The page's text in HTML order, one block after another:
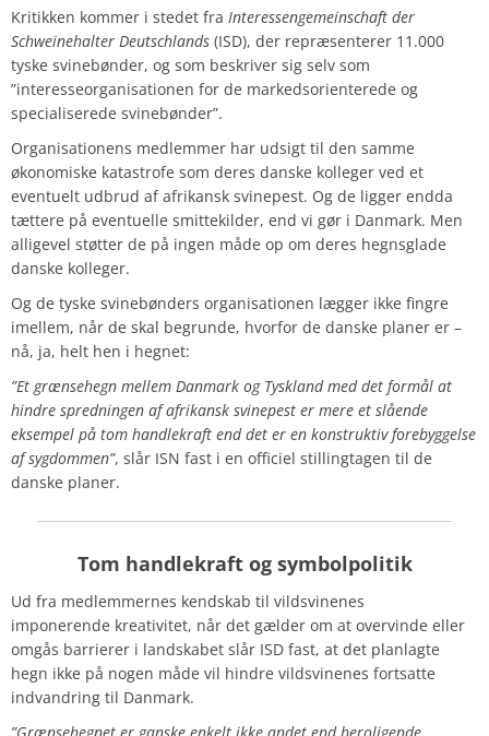
Kritikken kommer i stedet fra Interessengemeinschaft der
Schweinehalter Deutschlands (ISD), der repræsenterer 11.000
tyske svinebønder, og som beskriver sig selv som
”interesseorganisationen for de markedsorienterede og
specialiserede svinebønder”.
Organisationens medlemmer har udsigt til den samme
økonomiske katastrofe som deres danske kolleger ved et
eventuelt udbrud af afrikansk svinepest. Og de ligger endda
tættere på eventuelle smittekilder, end vi gør i Danmark. Men
alligevel støtter de på ingen måde op om deres hegnsglade
danske kolleger.
Og de tyske svinebønders organisationen lægger ikke fingre
imellem, når de skal begrunde, hvorfor de danske planer er –
nå, ja, helt hen i hegnet:
”Et grænsehegn mellem Danmark og Tyskland med det formål at
hindre spredningen af afrikansk svinepest er mere et slående
eksempel på tom handlekraft end det er en konstruktiv forebyggelse
af sygdommen”, slår ISN fast i en officiel stillingtagen til de
danske planer.
Tom handlekraft og symbolpolitik
Ud fra medlemmernes kendskab til vildsvinenes
imponerende kreativitet, når det gælder om at overvinde eller
omgås barrierer i landskabet slår ISD fast, at det planlagte
hegn ikke på nogen måde vil hindre vildsvinenes fortsatte
indvandring til Danmark.